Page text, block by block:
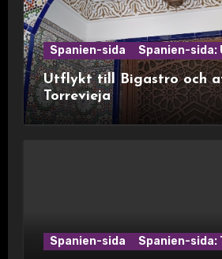
Spanien-sida Spanien-
Utflykt till Bigastro och
Torrevieja
Spanien-sida Spanien-sida: